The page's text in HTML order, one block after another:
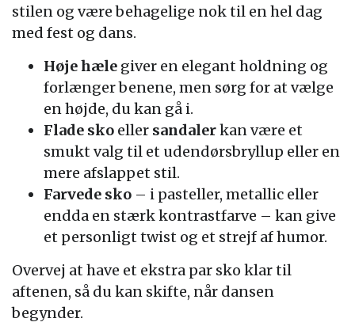
stilen og være behagelige nok til en hel dag
med fest og dans.
Høje hæle giver en elegant holdning og
forlænger benene, men sørg for at vælge
en højde, du kan gå i.
Flade sko eller sandalerkan være et
smukt valg til et udendørsbryllup eller en
mere afslappet stil.
Farvede sko – i pasteller, metallic eller
endda en stærk kontrastfarve – kan give
et personligt twist og et strejf af humor.
Overvej at have et ekstra par sko klar til
aftenen, så du kan skifte, når dansen
begynder.